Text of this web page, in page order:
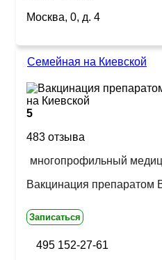
Москва, 0, д. 4
Семейная на Киевской
5
483 отзыва
многопрофильный
Вакцинация препаратом
Записаться
495 152-27-61